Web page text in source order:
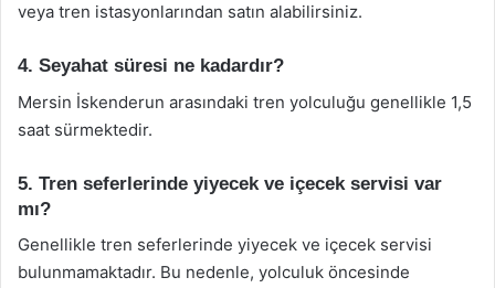
veya tren istasyonlarından satın alabilirsiniz.
4. Seyahat süresi ne kadardır?
Mersin İskenderun arasındaki tren yolculuğu genellikle 1,5
saat sürmektedir.
5. Tren seferlerinde yiyecek ve içecek servisi var
mı?
Genellikle tren seferlerinde yiyecek ve içecek servisi
bulunmamaktadır. Bu nedenle, yolculuk öncesinde